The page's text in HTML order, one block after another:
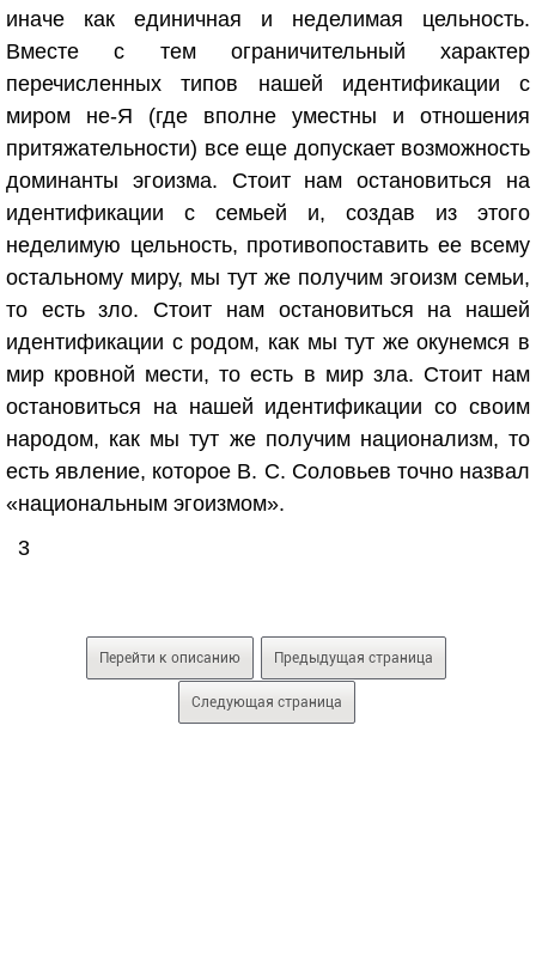
иначе как единичная и неделимая цельность.
Вместе с тем ограничительный характер
перечисленных типов нашей идентификации с
миром не-Я (где вполне уместны и отношения
притяжательности) все еще допускает возможность
доминанты эгоизма. Стоит нам остановиться на
идентификации с семьей и, создав из этого
неделимую цельность, противопоставить ее всему
остальному миру, мы тут же получим эгоизм семьи,
то есть зло. Стоит нам остановиться на нашей
идентификации с родом, как мы тут же окунемся в
мир кровной мести, то есть в мир зла. Стоит нам
остановиться на нашей идентификации со своим
народом, как мы тут же получим национализм, то
есть явление, которое В. С. Соловьев точно назвал
«национальным эгоизмом».
3
Перейти к описанию Предыдущая страница
Следующая страница